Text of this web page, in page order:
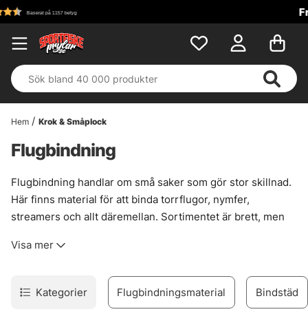
Hem Krok & Småplock
Flugbindning
Flugbindning handlar om små saker som gör stor skillnad.
Här finns material för att binda torrflugor, nymfer,
streamers och allt däremellan. Sortimentet är brett, men
kroppsmaterial eller krok utan att leta i blindo. Bara grejer
fiskas.
Urvalet bygger på material som passar både den som
Visa mer
Kategorier Flugbindningsmaterial Bindstäd